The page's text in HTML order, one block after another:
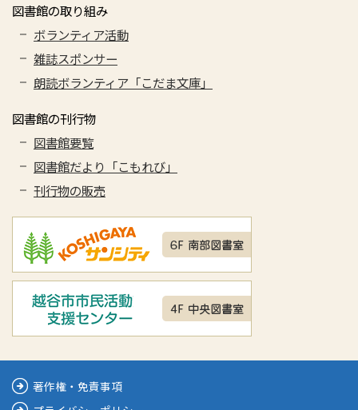
図書館の取り組み
ボランティア活動
雑誌スポンサー
朗読ボランティア「こだま文庫」
図書館の刊行物
図書館要覧
図書館だより「こもれび」
刊行物の販売
著作権・免責事項